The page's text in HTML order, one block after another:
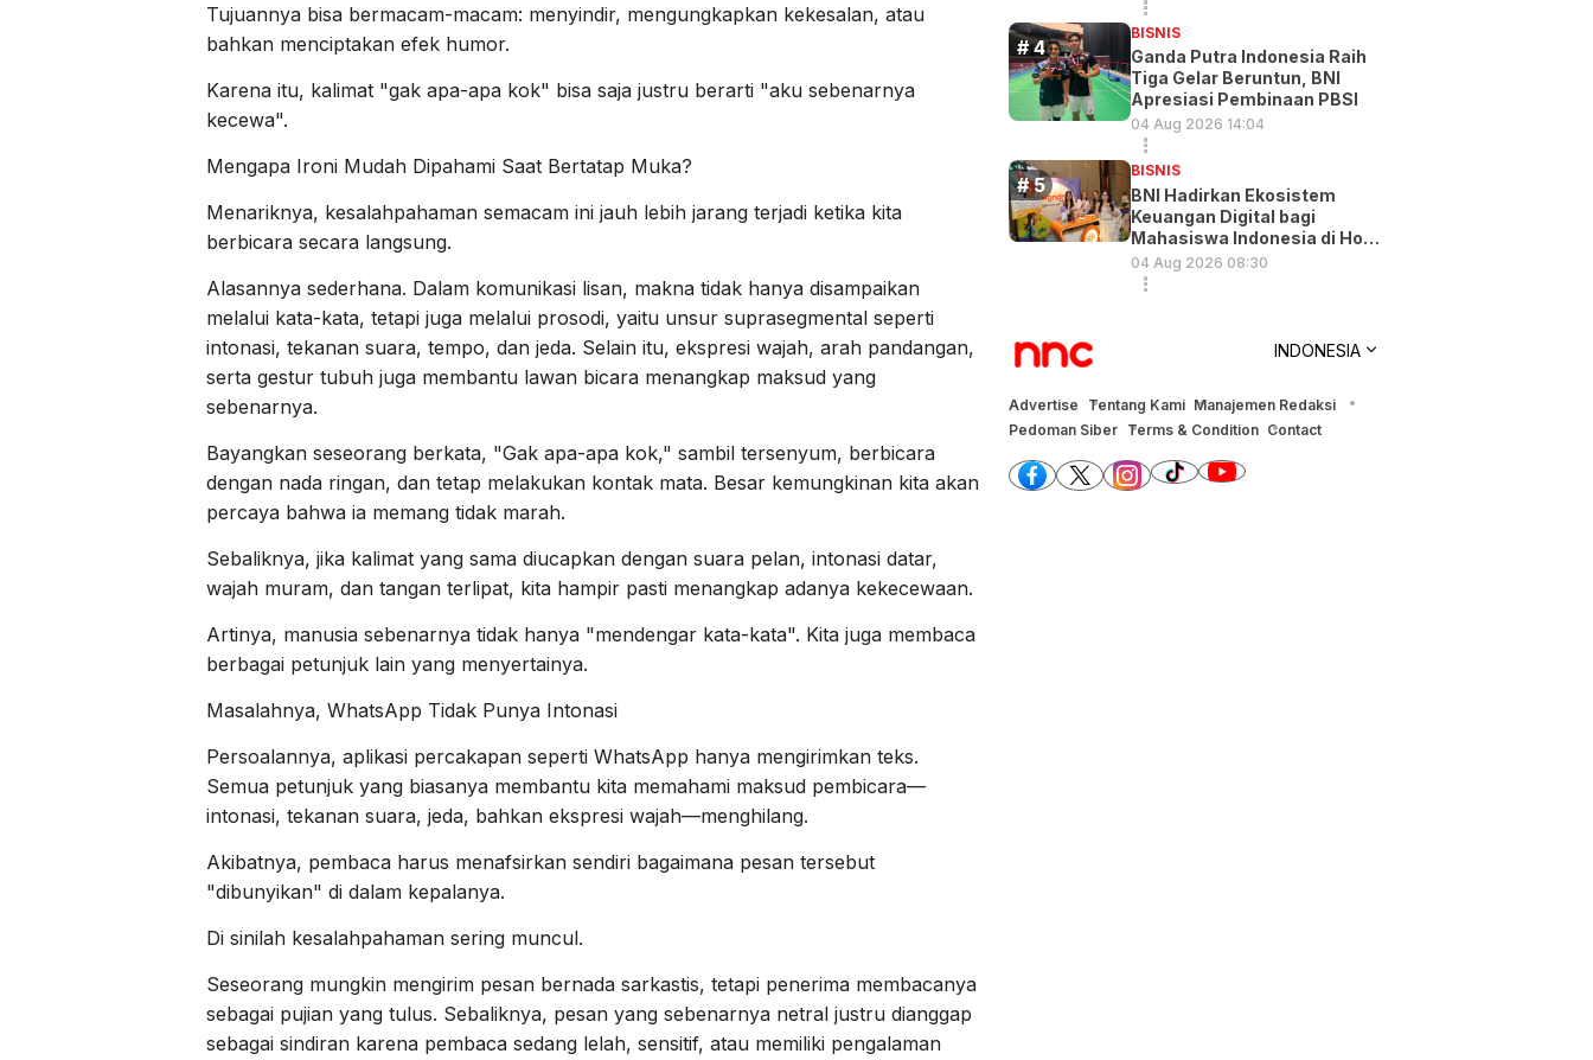
Tujuannya bisa bermacam-macam: menyindir, mengungkapkan kekesalan, atau
bahkan menciptakan efek humor.
Karena itu, kalimat "gak apa-apa kok" bisa saja justru berarti "aku sebenarnya
kecewa".
Mengapa Ironi Mudah Dipahami Saat Bertatap Muka?
Menariknya, kesalahpahaman semacam ini jauh lebih jarang terjadi ketika kita
berbicara secara langsung.
Alasannya sederhana. Dalam komunikasi lisan, makna tidak hanya disampaikan
melalui kata-kata, tetapi juga melalui prosodi, yaitu unsur suprasegmental seperti
intonasi, tekanan suara, tempo, dan jeda. Selain itu, ekspresi wajah, arah pandangan,
serta gestur tubuh juga membantu lawan bicara menangkap maksud yang
sebenarnya.
Bayangkan seseorang berkata, "Gak apa-apa kok," sambil tersenyum, berbicara
dengan nada ringan, dan tetap melakukan kontak mata. Besar kemungkinan kita akan
percaya bahwa ia memang tidak marah.
Sebaliknya, jika kalimat yang sama diucapkan dengan suara pelan, intonasi datar,
wajah muram, dan tangan terlipat, kita hampir pasti menangkap adanya kekecewaan.
Artinya, manusia sebenarnya tidak hanya "mendengar kata-kata". Kita juga membaca
berbagai petunjuk lain yang menyertainya.
Masalahnya, WhatsApp Tidak Punya Intonasi
Persoalannya, aplikasi percakapan seperti WhatsApp hanya mengirimkan teks.
Semua petunjuk yang biasanya membantu kita memahami maksud pembicara—
intonasi, tekanan suara, jeda, bahkan ekspresi wajah—menghilang.
Akibatnya, pembaca harus menafsirkan sendiri bagaimana pesan tersebut
"dibunyikan" di dalam kepalanya.
Di sinilah kesalahpahaman sering muncul.
Seseorang mungkin mengirim pesan bernada sarkastis, tetapi penerima membacanya
sebagai pujian yang tulus. Sebaliknya, pesan yang sebenarnya netral justru dianggap
sebagai sindiran karena pembaca sedang lelah, sensitif, atau memiliki pengalaman
BISNIS
Ganda Putra Indonesia Raih
Tiga Gelar Beruntun, BNI
Apresiasi Pembinaan PBSI
04 Aug 2026 14:04
BISNIS
BNI Hadirkan Ekosistem
Keuangan Digital bagi
Mahasiswa Indonesia di Hong
Kong
04 Aug 2026 08:30
INDONESIA
Advertise Tentang Kami Manajemen Redaksi
Pedoman Siber Terms & Condition Contact